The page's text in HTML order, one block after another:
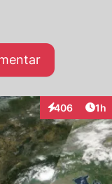
406
Interaktionen
1h